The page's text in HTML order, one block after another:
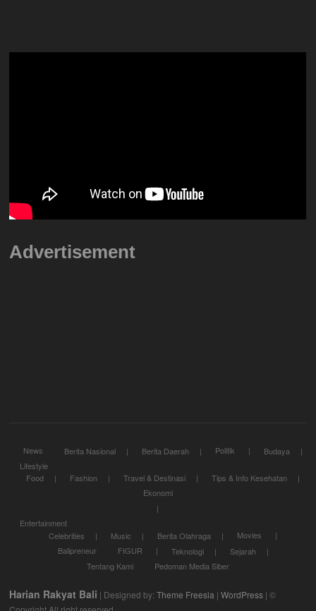
Advertisement
News Berita Nasional Berita Daerah Politik
Budaya
Lifestyle
Food
Fashion Travel & Destinasi
Tips & Info Kesehatan
Ekonomi
Entertainment
Celebrities
Music Berita Olahraga
Movies
Balipreneur
FIGUR Teknologi
Sejarah
Tentang Kami
Pedoman Media Siber
Harian Rakyat Bali | Designed by:Theme Freesia |WordPress | ©